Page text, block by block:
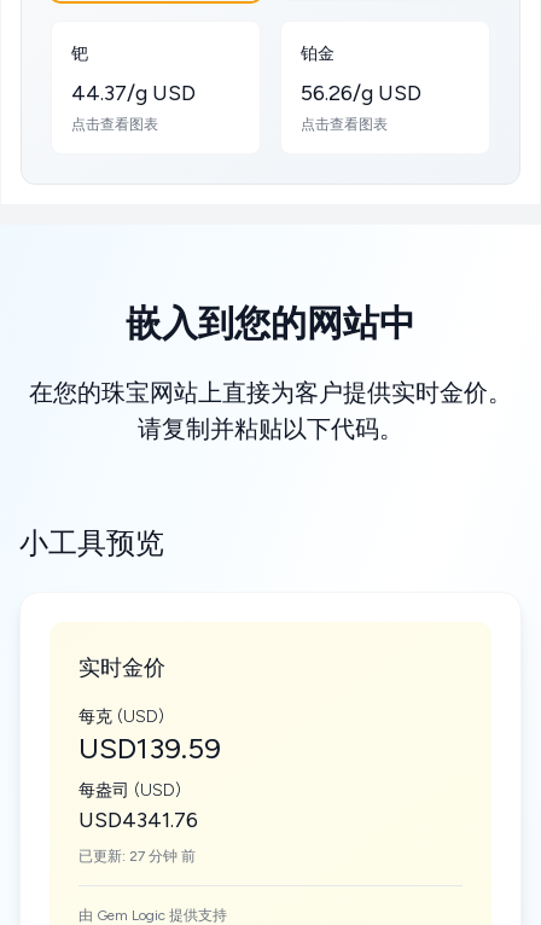
钯
44.37/g USD
点击查看图表
铂金
56.26/g USD
点击查看图表
嵌入到您的网站中
在您的珠宝网站上直接为客户提供实时金价。
请复制并粘贴以下代码。
小工具预览
实时金价
每克 (USD)
USD139.59
每盎司 (USD)
USD4341.76
已更新: 27 分钟 前
由 Gem Logic 提供支持